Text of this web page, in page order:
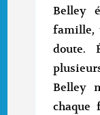
Belley
famille,
doute.
Belley
chaque